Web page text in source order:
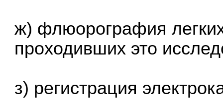
ж) флюорография
проходивших это
з) регистрация